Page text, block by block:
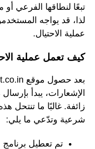
لذا، قد يواجه
عملية الاحتيال.
كيف تعمل عملية
الإشعارات، يبدأ
زائفة. غالبًا ما تنتحل
شرعية وتدّعي ما يلي:
تم تعطيل